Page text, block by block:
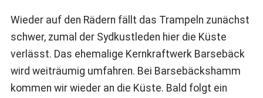
Wieder auf den Rädern fällt das Trampeln zunächst
schwer, zumal der Sydkustleden hier die Küste
verlässt. Das ehemalige Kernkraftwerk Barsebäck
wird weiträumig umfahren. Bei Barsebäckshamm
kommen wir wieder an die Küste. Bald folgt ein